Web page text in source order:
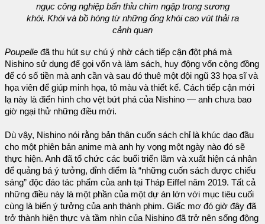
ngục công nghiệp bẩn thỉu chìm ngập trong sương
khói. Khói và bồ hóng từ những ống khói cao vút thải ra
cảnh quan
Poupelle đã thu hút sự chú ý nhờ cách tiếp cận đột phá mà
Nishino sử dụng để gọi vốn và làm sách, huy động vốn cộng đồng
để có số tiền mà anh cần và sau đó thuê một đội ngũ 33 họa sĩ và
họa viên để giúp minh họa, tô màu và thiết kế. Cách tiếp cận mới
lạ này là điển hình cho vệt bứt phá của Nishino — anh chưa bao
giờ ngại thử những điều mới.
Dù vậy, Nishino nói rằng bản thân cuốn sách chỉ là khúc dạo đầu
cho một phiên bản anime mà anh hy vọng một ngày nào đó sẽ
thực hiện. Anh đã tổ chức các buổi triển lãm và xuất hiện cá nhân
để quảng bá ý tưởng, đỉnh điểm là “những cuốn sách được chiếu
sáng” độc đáo tác phẩm của anh tại Tháp Eiffel năm 2019. Tất cả
những điều này là một phần của một dự án lớn với mục tiêu cuối
cùng là biến ý tưởng của anh thành phim. Giấc mơ đó giờ đây đã
trở thành hiện thực và tầm nhìn của Nishino đã trở nên sống động